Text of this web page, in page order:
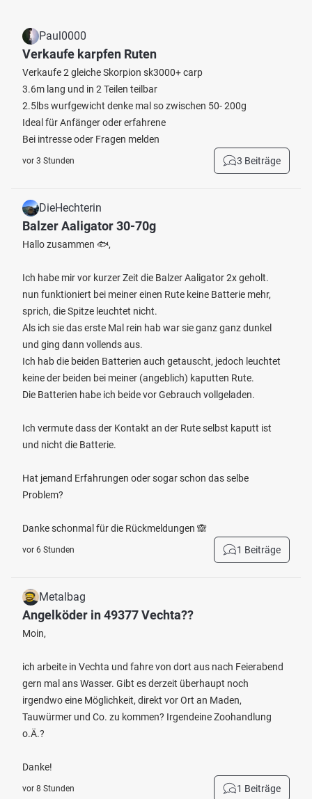
Paul0000
Verkaufe karpfen Ruten
Verkaufe 2 gleiche Skorpion sk3000+ carp
3.6m lang und in 2 Teilen teilbar
2.5lbs wurfgewicht denke mal so zwischen 50- 200g
Ideal für Anfänger oder erfahrene
Bei intresse oder Fragen melden
vor 3 Stunden 3 Beiträge
DieHechterin
Balzer Aaligator 30-70g
Hallo zusammen 🐟,
Ich habe mir vor kurzer Zeit die Balzer Aaligator 2x geholt.
nun funktioniert bei meiner einen Rute keine Batterie mehr,
sprich, die Spitze leuchtet nicht.
Als ich sie das erste Mal rein hab war sie ganz ganz dunkel
und ging dann vollends aus.
Ich hab die beiden Batterien auch getauscht, jedoch leuchtet
keine der beiden bei meiner (angeblich) kaputten Rute.
Die Batterien habe ich beide vor Gebrauch vollgeladen.
Ich vermute dass der Kontakt an der Rute selbst kaputt ist
und nicht die Batterie.
Hat jemand Erfahrungen oder sogar schon das selbe
Problem?
Danke schonmal für die Rückmeldungen 🙈
vor 6 Stunden 1 Beiträge
Metalbag
Angelköder in 49377 Vechta??
Moin,
ich arbeite in Vechta und fahre von dort aus nach Feierabend
gern mal ans Wasser. Gibt es derzeit überhaupt noch
irgendwo eine Möglichkeit, direkt vor Ort an Maden,
Tauwürmer und Co. zu kommen? Irgendeine Zoohandlung
o.Ä.?
Danke!
vor 8 Stunden 1 Beiträge